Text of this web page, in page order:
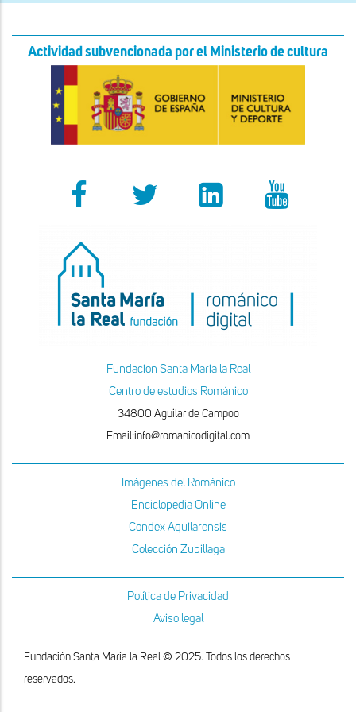
Actividad subvencionada por el Ministerio de cultura
Fundacion Santa Maria la Real
Centro de estudios Románico
34800 Aguilar de Campoo
Email:info@romanicodigital.com
Imágenes del Románico
Enciclopedia Online
Condex Aquilarensis
Colección Zubillaga
Política de Privacidad
Aviso legal
Fundación Santa María la Real © 2025. Todos los derechos
reservados.